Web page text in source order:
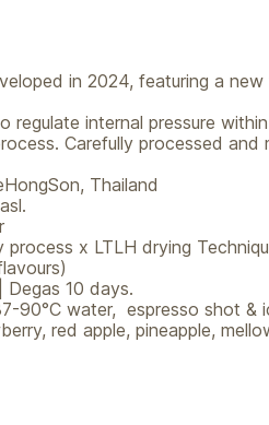
in 2024, featuring a
regulate internal pressure
Carefully processed
Thailand
process x LTLH drying
Degas 10 days.
90°C water, espresso shot &
red apple, pineapple,